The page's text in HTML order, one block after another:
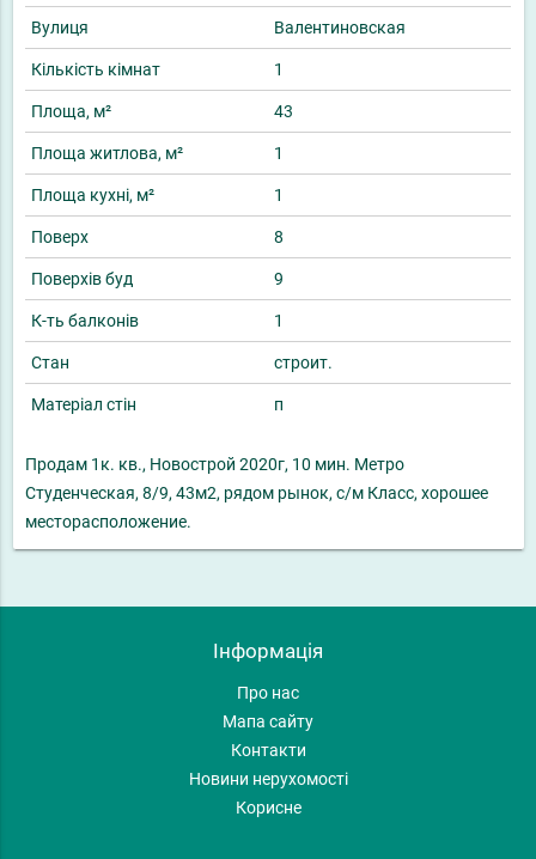
Вулиця Валентиновская
Кількість кімнат 1
Площа, м² 43
Площа житлова, м² 1
Площа кухні, м² 1
Поверх 8
Поверхів буд 9
К-ть балконів 1
Стан строит.
Матеріал стін п
Продам 1к. кв., Новострой 2020г, 10 мин. Метро
Студенческая, 8/9, 43м2, рядом рынок, с/м Класс, хорошее
месторасположение.
Інформація
Про нас
Мапа сайту
Контакти
Новини нерухомості
Корисне